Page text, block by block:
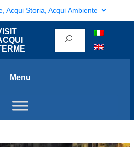
Acqui Storia, Acqui Ambiente
Menu